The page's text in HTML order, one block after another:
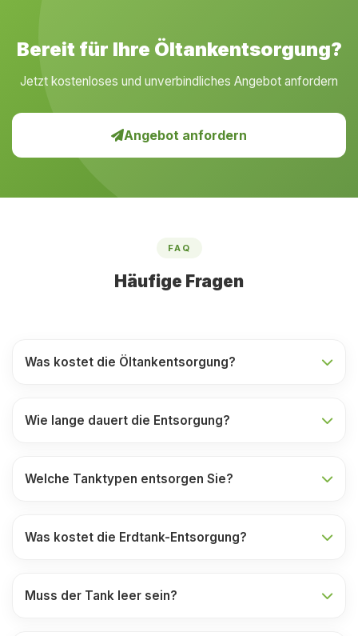
Bereit für Ihre Öltankentsorgung?
Jetzt kostenloses und unverbindliches Angebot anfordern
Angebot anfordern
FAQ
Häufige Fragen
Was kostet die Öltankentsorgung?
Wie lange dauert die Entsorgung?
Welche Tanktypen entsorgen Sie?
Was kostet die Erdtank-Entsorgung?
Muss der Tank leer sein?